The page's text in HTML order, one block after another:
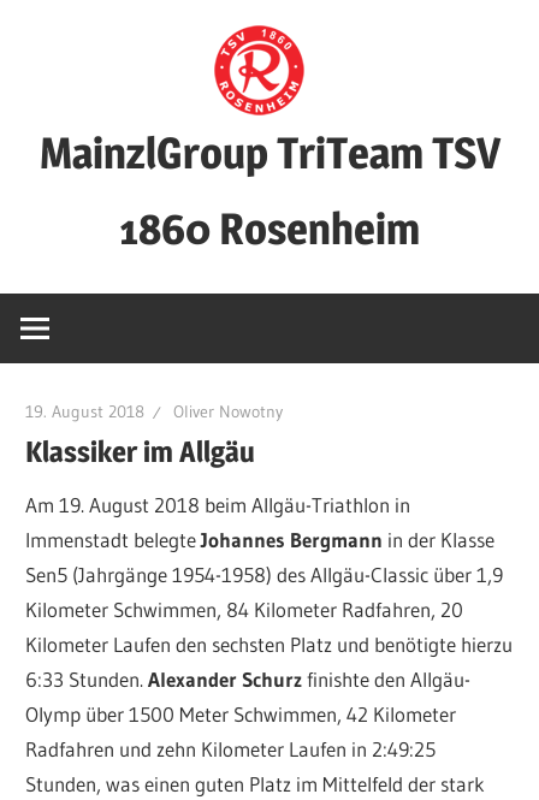
MainzlGroup TriTeam TSV
1860 Rosenheim
19. August 2018 Oliver Nowotny
Klassiker im Allgäu
Am 19. August 2018 beim Allgäu-Triathlon in
Immenstadt belegteJohannes Bergmann in der Klasse
Sen5 (Jahrgänge 1954-1958) des Allgäu-Classic über 1,9
Kilometer Schwimmen, 84 Kilometer Radfahren, 20
Kilometer Laufen den sechsten Platz und benötigte hierzu
6:33 Stunden.Alexander Schurzfinishte den Allgäu-
Olymp über 1500 Meter Schwimmen, 42 Kilometer
Radfahren und zehn Kilometer Laufen in 2:49:25
Stunden, was einen guten Platz im Mittelfeld der stark